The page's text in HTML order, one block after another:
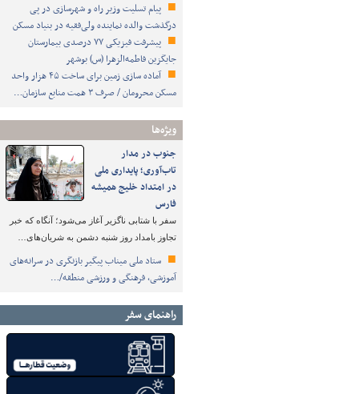
پیام تسلیت وزیر راه و شهرسازی در پی
درگذشت والده نماینده ولی‌فقیه در بنیاد مسکن
پیشرفت فیزیکی ۷۷ درصدی بیمارستان
جایگزین فاطمه‌الزهرا (س) بوشهر
آماده سازی زمین برای ساخت ۴۵ هزار واحد
مسکن محرومان / صرف ۳ همت منابع سازمان…
ویژه‌ها
جنوب در مدار
تاب‌آوری؛ پایداری ملی
در امتداد خلیج همیشه
فارس
سفر با شتابی ناگزیر آغاز می‌شود؛ آنگاه که خبر
تجاوز بامداد روز شنبه دشمن به شریان‌های…
ستاد ملی میناب پیگیر بازنگری در سرانه‌های
آموزشی، فرهنگی و ورزشی منطقه/…
راهنمای سفر